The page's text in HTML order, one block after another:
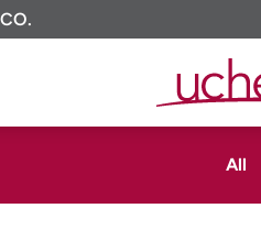
All